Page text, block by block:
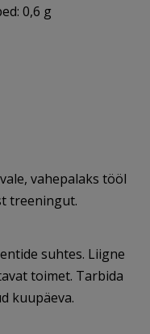
0,6 g
vahepalaks tööl
treeningut.
suhtes. Liigne
toimet. Tarbida
kuupäeva.